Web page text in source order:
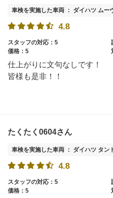
車検を実施した車両 ： ダイハツ ムー
4.8
スタッフの対応：5
価格：5
仕上がりに文句なしです！
皆様も是非！！
たくたく0604さん
車検を実施した車両 ： ダイハツ タン
4.8
スタッフの対応：5
価格：5